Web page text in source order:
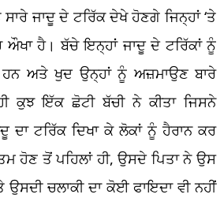
ਜਾਦੂ ਦੇ ਟਰਿੱਕ ਦੇਖੇ ਹੋਣਗੇ ਜਿਨ੍ਹਾਂ ‘ਤੇ
ਔਖਾ ਹੈ। ਬੱਚੇ ਇਨ੍ਹਾਂ ਜਾਦੂ ਦੇ ਟਰਿੱਕਾਂ ਨੂੰ
ਅਤੇ ਖੁਦ ਉਨ੍ਹਾਂ ਨੂੰ ਅਜ਼ਮਾਉਣ ਬਾਰੇ
ਕੁਝ ਇੱਕ ਛੋਟੀ ਬੱਚੀ ਨੇ ਕੀਤਾ ਜਿਸਨੇ
ਦਾ ਟਰਿੱਕ ਦਿਖਾ ਕੇ ਲੋਕਾਂ ਨੂੰ ਹੈਰਾਨ ਕਰ
ਹੋਣ ਤੋਂ ਪਹਿਲਾਂ ਹੀ, ਉਸਦੇ ਪਿਤਾ ਨੇ ਉਸ
ਚਲਾਕੀ ਦਾ ਕੋਈ ਫਾਇਦਾ ਵੀ ਨਹੀਂ